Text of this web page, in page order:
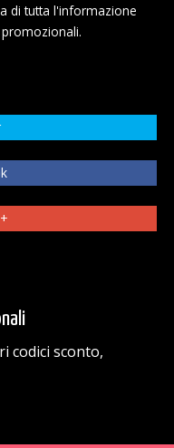
di tutta l'informazione
codici sconto,